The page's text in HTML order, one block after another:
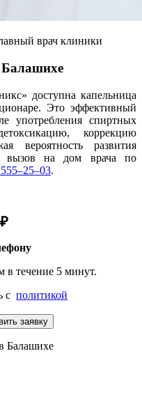
врач клиники
Балашихе
доступна капельница
Это эффективный
употребления спиртных
коррекцию
вероятность развития
вызов на дом врача по
.
в течение 5 минут.
с политикой
заявку
Балашихе